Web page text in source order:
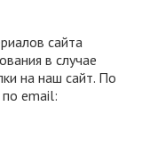
сайта
в случае
на наш сайт. По
email: